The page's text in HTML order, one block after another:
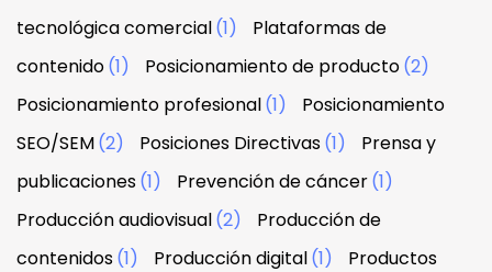
tecnológica comercial(1)
Plataformas de
contenido(1) Posicionamiento de producto(2)
Posicionamiento profesional(1)
Posicionamiento
SEO/SEM(2) Posiciones Directivas(1)
Prensa y
publicaciones(1) Prevención de cáncer(1)
Producción audiovisual(2)
Producción de
contenidos(1) Producción digital(1)
Productos